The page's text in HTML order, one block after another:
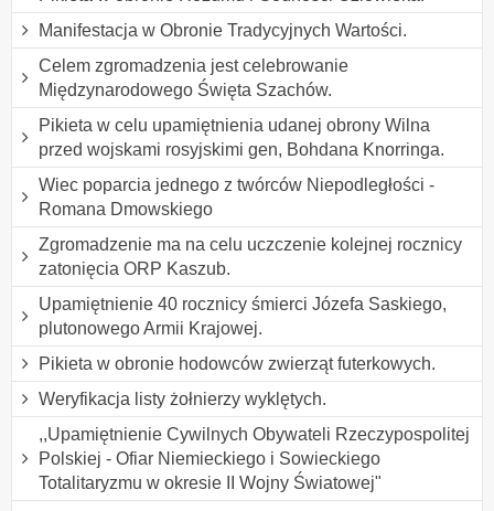
Manifestacja w Obronie Tradycyjnych Wartości.
Celem zgromadzenia jest celebrowanie
Międzynarodowego Święta Szachów.
Pikieta w celu upamiętnienia udanej obrony Wilna
przed wojskami rosyjskimi gen, Bohdana Knorringa.
Wiec poparcia jednego z twórców Niepodległości -
Romana Dmowskiego
Zgromadzenie ma na celu uczczenie kolejnej rocznicy
zatonięcia ORP Kaszub.
Upamiętnienie 40 rocznicy śmierci Józefa Saskiego,
plutonowego Armii Krajowej.
Pikieta w obronie hodowców zwierząt futerkowych.
Weryfikacja listy żołnierzy wyklętych.
,,Upamiętnienie Cywilnych Obywateli Rzeczypospolitej
Polskiej - Ofiar Niemieckiego i Sowieckiego
Totalitaryzmu w okresie II Wojny Światowej"